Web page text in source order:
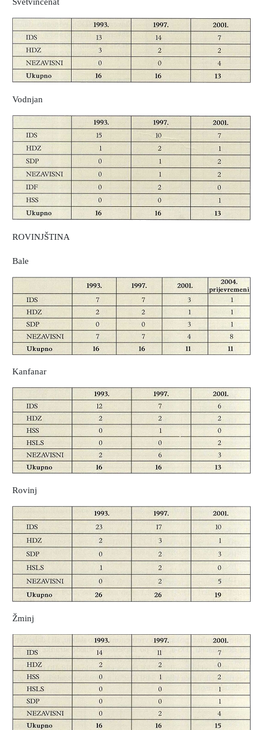
Vodnjan
ROVINJŠTINA
Bale
Kanfanar
Rovinj
Žminj